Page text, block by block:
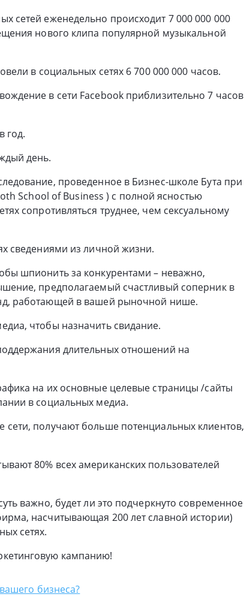
сетей еженедельно происходит 7 000 000 000
нового клипа популярной музыкальной
в социальных сетях 6 700 000 000 часов.
в сети Facebook приблизительно 7 часов
год.
день.
проведенное в Бизнес-школе Бута при
School of Business ) с полной ясностью
сопротивляться труднее, чем сексуальному
сведениями из личной жизни.
шпионить за конкурентами – неважно,
предполагаемый счастливый соперник в
работающей в вашей рыночной нише.
чтобы назначить свидание.
длительных отношений на
на их основные целевые страницы /сайты
в социальных медиа.
получают больше потенциальных клиентов,
80% всех американских пользователей
важно, будет ли это подчеркнуто современное
насчитывающая 200 лет славной истории)
сетях.
кампанию!
бизнеса?